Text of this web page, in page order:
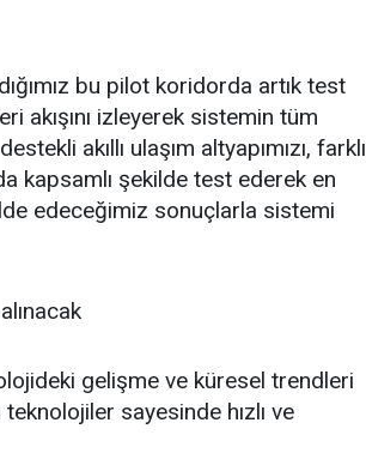
bu pilot koridorda artık test
akışını izleyerek sistemin tüm
akıllı ulaşım altyapımızı, farklı
kapsamlı şekilde test ederek en
edeceğimiz sonuçlarla sistemi
gelişme ve küresel trendleri
teknolojiler sayesinde hızlı ve